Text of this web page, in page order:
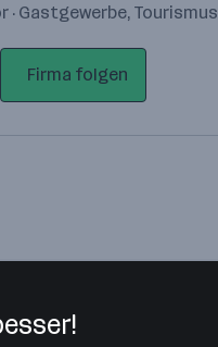
· Gastgewerbe, Tourismus
Firma folgen